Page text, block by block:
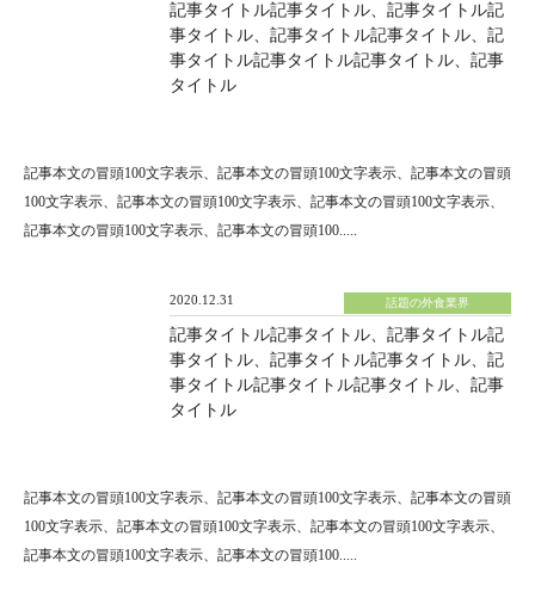
記事タイトル記事タイトル、記事タイトル記
事タイトル、記事タイトル記事タイトル、記
事タイトル記事タイトル記事タイトル、記事
タイトル
記事本文の冒頭100文字表示、記事本文の冒頭100文字表示、記事本文の冒頭
100文字表示、記事本文の冒頭100文字表示、記事本文の冒頭100文字表示、
記事本文の冒頭100文字表示、記事本文の冒頭100.....
2020.12.31 話題の外食業界
記事タイトル記事タイトル、記事タイトル記
事タイトル、記事タイトル記事タイトル、記
事タイトル記事タイトル記事タイトル、記事
タイトル
記事本文の冒頭100文字表示、記事本文の冒頭100文字表示、記事本文の冒頭
100文字表示、記事本文の冒頭100文字表示、記事本文の冒頭100文字表示、
記事本文の冒頭100文字表示、記事本文の冒頭100.....